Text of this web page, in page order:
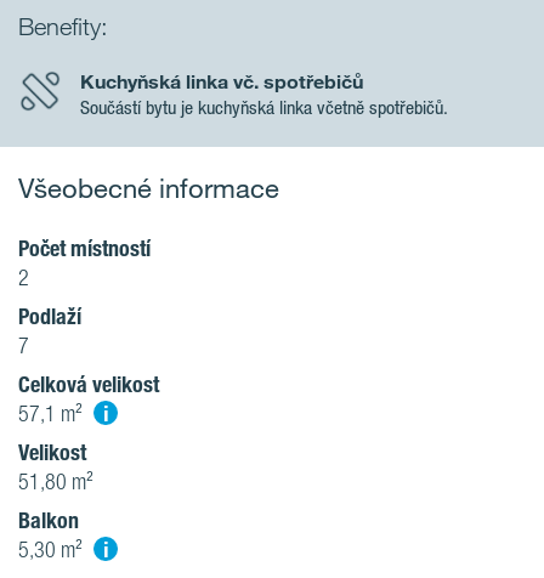
Benefity:
Kuchyňská linka vč. spotřebičů
Součástí bytu je kuchyňská linka včetně spotřebičů.
Všeobecné informace
Počet místností
2
Podlaží
7
Celková velikost
57,1 m² i
Velikost
51,80 m²
Balkon
5,30 m² i